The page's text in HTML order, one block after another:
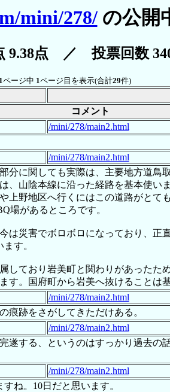
mini/278/の公開
9.38点 ／ 投票回数
1ページ中 1ページ目を表示(合計29件)
コメント
/mini/278/main2.html
/mini/278/main2.html
分に関しても実際は、主要地方道
、山陰本線に沿った経路を基本使
上野地区へ行くにはこの道路がと
場があるところです。
は災害でボロボロになっており、
す。
しており岩美町と関わりがあった
。国府町から岩美へ抜けることは
/mini/278/main2.html
痕跡をさがしてきただけある。
/mini/278/main2.html
遂する、というのはすっかり過去
/mini/278/main2.html
ね。10日だと思います。